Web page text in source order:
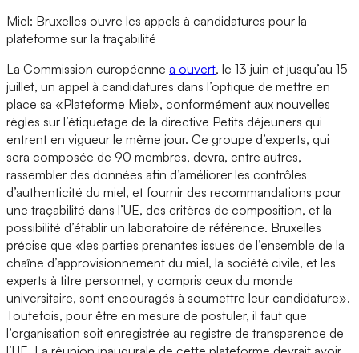
Miel: Bruxelles ouvre les appels à candidatures pour la
plateforme sur la traçabilité
La Commission européenne a ouvert, le 13 juin et jusqu’au 15
juillet, un appel à candidatures dans l’optique de mettre en
place sa «Plateforme Miel», conformément aux nouvelles
règles sur l’étiquetage de la directive Petits déjeuners qui
entrent en vigueur le même jour. Ce groupe d’experts, qui
sera composée de 90 membres, devra, entre autres,
rassembler des données afin d’améliorer les contrôles
d’authenticité du miel, et fournir des recommandations pour
une traçabilité dans l’UE, des critères de composition, et la
possibilité d’établir un laboratoire de référence. Bruxelles
précise que «les parties prenantes issues de l’ensemble de la
chaîne d’approvisionnement du miel, la société civile, et les
experts à titre personnel, y compris ceux du monde
universitaire, sont encouragés à soumettre leur candidature».
Toutefois, pour être en mesure de postuler, il faut que
l’organisation soit enregistrée au registre de transparence de